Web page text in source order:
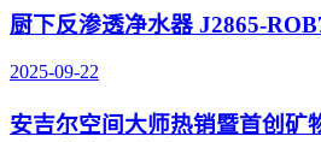
厨下反渗透净水器 J2865-
2025-09-22
安吉尔空间大师热销暨首创矿